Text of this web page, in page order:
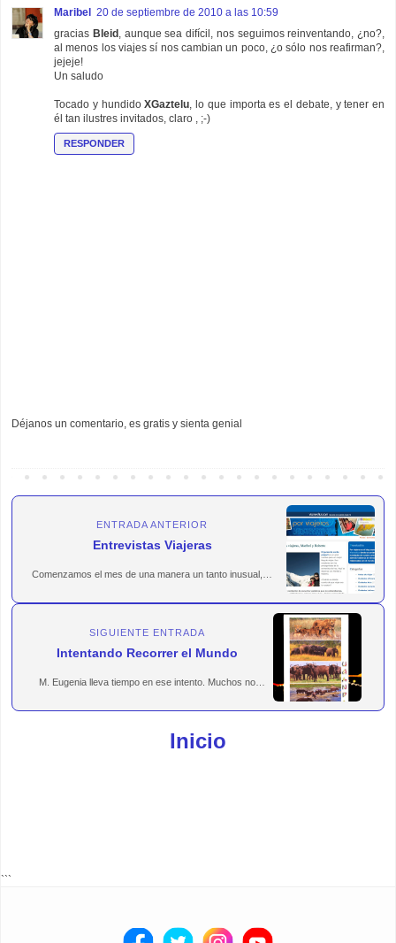
Maribel
20 de septiembre de 2010 a las 10:59
gracias Bleid , aunque sea difícil, nos seguimos reinventando, ¿no?,
al menos los viajes sí nos cambian un poco, ¿o sólo nos reafirman?,
jejeje!
Un saludo
Tocado y hundidoXGaztelu, lo que importa es el debate, y tener en
él tan ilustres invitados, claro , ;-)
RESPONDER
Déjanos un comentario, es gratis y sienta genial
ENTRADA ANTERIOR
Entrevistas Viajeras
Comenzamos el mes de una manera un tanto inusual, al
Inicio
SIGUIENTE ENTRADA
Intentando Recorrer el Mundo
M. Eugenia lleva tiempo en ese intento. Muchos no
```